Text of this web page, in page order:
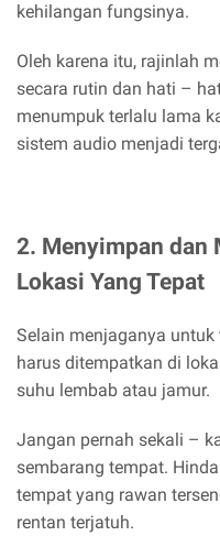
kehilangan fungsinya.
Oleh karena itu, rajinlah
secara rutin dan hati –
menumpuk terlalu lama
sistem audio menjadi
2. Menyimpan dan
Lokasi Yang Tepat
Selain menjaganya
harus ditempatkan di
suhu lembab atau jamur.
Jangan pernah sekali –
sembarang tempat.
tempat yang rawan
rentan terjatuh.